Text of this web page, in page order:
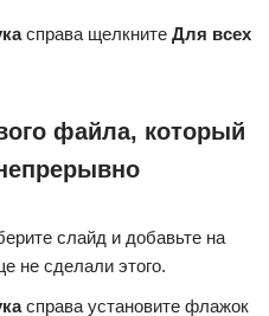
справа щелкните Для всех
файла, который
слайд и добавьте на
не сделали этого.
справа установите флажок